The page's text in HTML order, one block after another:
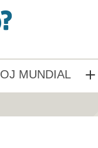
MUNDIAL